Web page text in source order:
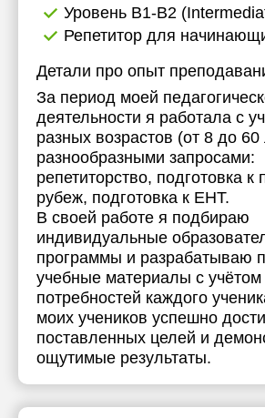
Уровень B1-B2
Репетитор для
Детали про опыт
За период моей
деятельности я работала с
разных возрастов (от 8 до 60
разнообразными запросами:
репетиторство, подготовка к
рубеж, подготовка к ЕНТ.
В своей работе я подбираю
индивидуальные
программы и разрабатываю
учебные материалы с учётом
потребностей каждого
моих учеников успешно
поставленных целей и
ощутимые результаты.